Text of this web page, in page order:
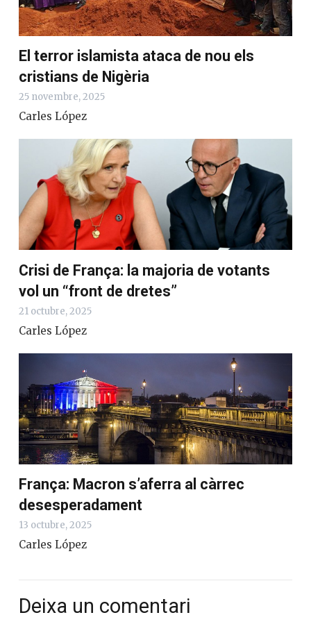
El terror islamista ataca de nou els
cristians de Nigèria
25 novembre, 2025
Carles López
Crisi de França: la majoria de votants
vol un “front de dretes”
21 octubre, 2025
Carles López
França: Macron s’aferra al càrrec
desesperadament
13 octubre, 2025
Carles López
Deixa un comentari